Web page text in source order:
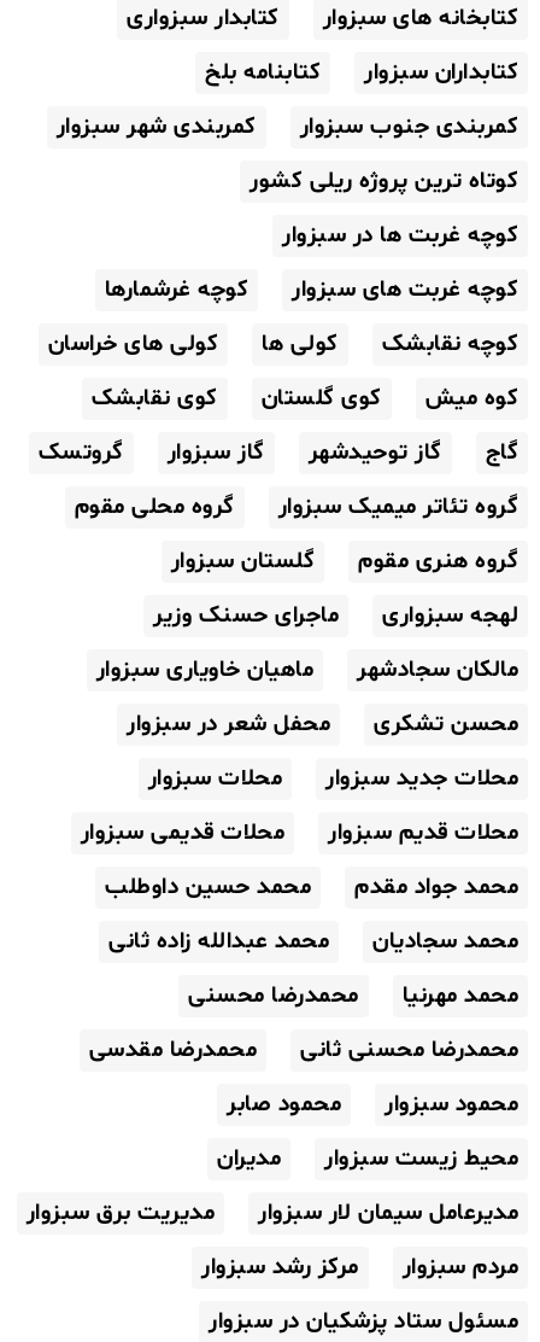
کتابخانه های سبزوار
کتابدار سبزواری
کتابداران سبزوار
کتابنامه بلخ
کمربندی جنوب سبزوار
کمربندی شهر سبزوار
کوتاه ترین پروژه ریلی کشور
کوچه غربت ها در سبزوار
کوچه غربت های سبزوار
کوچه غرشمارها
کوچه نقابشک
کولی ها
کولی های خراسان
کوه میش
کوی گلستان
کوی نقابشک
گاج
گاز توحیدشهر گاز سبزوار
گروتسک
گروه تئاتر میمیک سبزوار
گروه محلی مقوم
گروه هنری مقوم
گلستان سبزوار
لهجه سبزواری
ماجرای حسنک وزیر
مالکان سجادشهر
ماهیان خاویاری سبزوار
محسن تشکری
محفل شعر در سبزوار
محلات جدید سبزوار
محلات سبزوار
محلات قدیم سبزوار
محلات قدیمی سبزوار
محمد جواد مقدم
محمد حسین داوطلب
محمد سجادیان
محمد عبدالله زاده ثانی
محمد مهرنیا
محمدرضا محسنی
محمدرضا محسنی ثانی
محمدرضا مقدسی
محمود سبزوار
محمود صابر
محیط زیست سبزوار
مدیران
مدیرعامل سیمان لار سبزوار
مدیریت برق سبزوار
مردم سبزوار
مرکز رشد سبزوار
مسئول ستاد پزشکیان در سبزوار